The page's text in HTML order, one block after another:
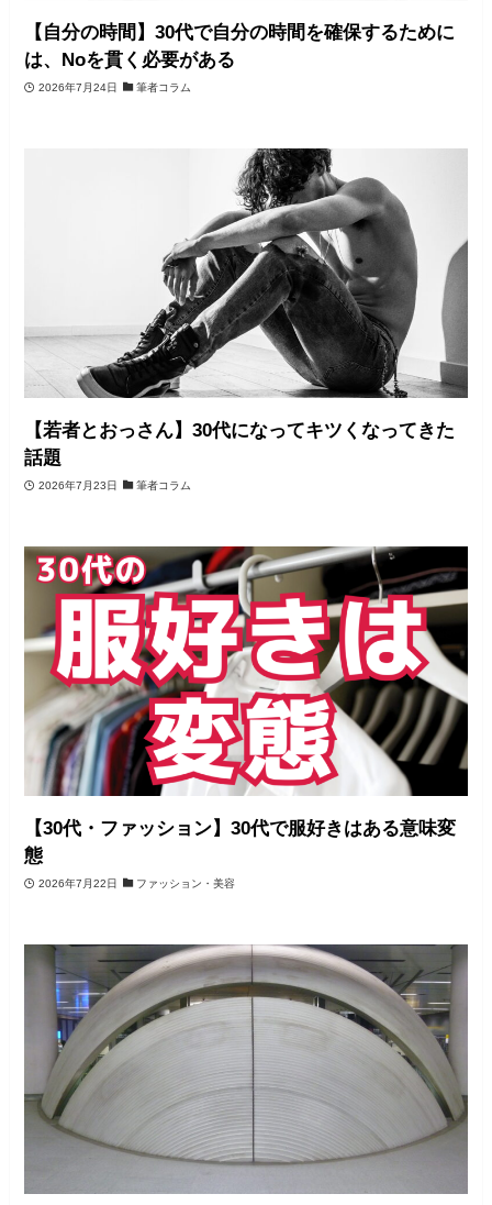
【自分の時間】30代で自分の時間を確保するために
は、Noを貫く必要がある
2026年7月24日 筆者コラム
【若者とおっさん】30代になってキツくなってきた
話題
2026年7月23日 筆者コラム
【30代・ファッション】30代で服好きはある意味変
態
2026年7月22日 ファッション・美容